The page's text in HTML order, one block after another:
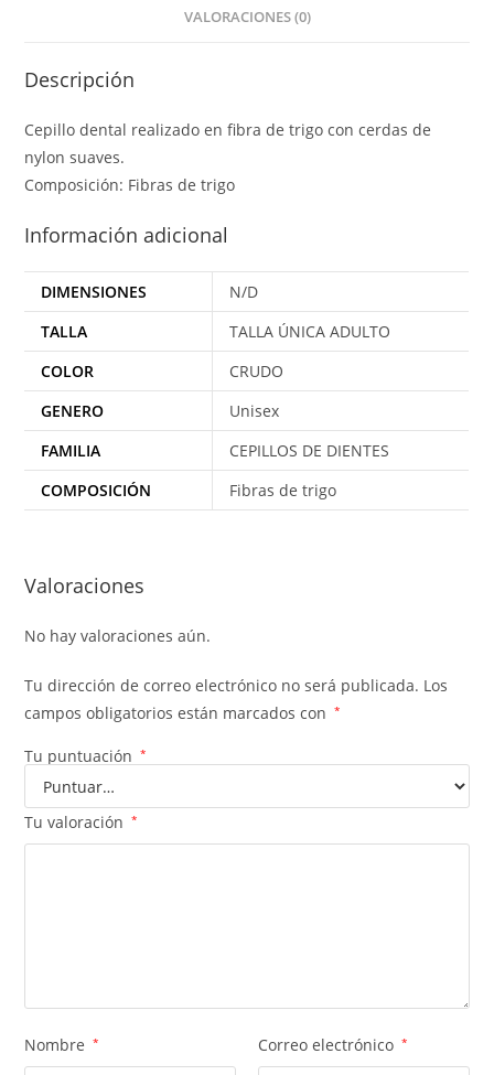
VALORACIONES (0)
Descripción
Cepillo dental realizado en fibra de trigo con cerdas de
nylon suaves.
Composición: Fibras de trigo
Información adicional
DIMENSIONES
N/D
TALLA
TALLA ÚNICA ADULTO
COLOR
CRUDO
GENERO
Unisex
FAMILIA
CEPILLOS DE DIENTES
COMPOSICIÓN
Fibras de trigo
Valoraciones
No hay valoraciones aún.
Tu dirección de correo electrónico no será publicada. Los
campos obligatorios están marcados con
*
Tu puntuación *
Tu valoración *
Nombre * Correo electrónico *